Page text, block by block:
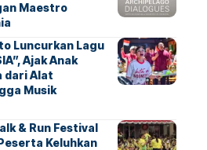
Maestro
Luncurkan Lagu
Ajak Anak
dari Alat
Musik
& Run Festival
Keluhkan